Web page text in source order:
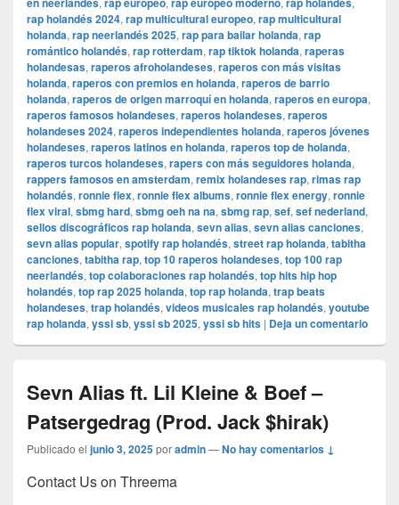
rap holandés 2024, rap multicultural europeo, rap multicultural
holanda, rap neerlandés 2025, rap para bailar holanda, rap
romántico holandés, rap rotterdam, rap tiktok holanda, raperas
holandesas, raperos afroholandeses, raperos con más visitas
holanda, raperos con premios en holanda, raperos de barrio
holanda, raperos de origen marroquí en holanda, raperos en europa,
raperos famosos holandeses, raperos holandeses, raperos
holandeses 2024, raperos independientes holanda, raperos jóvenes
holandeses, raperos latinos en holanda, raperos top de holanda,
raperos turcos holandeses, rapers con más seguidores holanda,
rappers famosos en amsterdam, remix holandeses rap, rimas rap
holandés, ronnie flex, ronnie flex albums, ronnie flex energy, ronnie
flex viral, sbmg hard, sbmg oeh na na, sbmg rap, sef, sef nederland,
sellos discográficos rap holanda, sevn alias, sevn alias canciones,
sevn alias popular, spotify rap holandés, street rap holanda, tabitha
canciones, tabitha rap, top 10 raperos holandeses, top 100 rap
neerlandés, top colaboraciones rap holandés, top hits hip hop
holandés, top rap 2025 holanda, top rap holanda, trap beats
holandeses, trap holandés, videos musicales rap holandés, youtube
rap holanda, yssi sb, yssi sb 2025, yssi sb hits | Deja un comentario
Sevn Alias ft. Lil Kleine & Boef –
Patsergedrag (Prod. Jack $hirak)
Publicado el junio 3, 2025poradmin—No hay comentarios ↓
Contact Us on Threema